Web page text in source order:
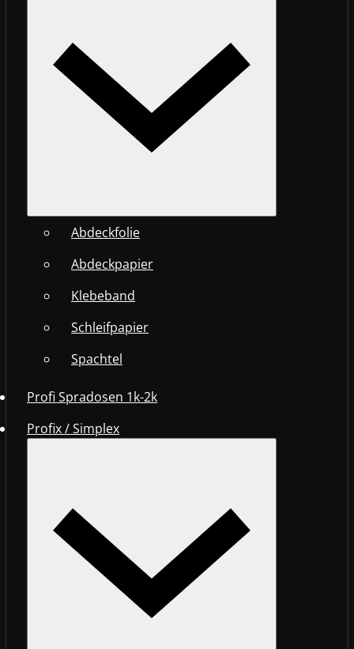
Abdeckfolie
Abdeckpapier
Klebeband
Schleifpapier
Spachtel
Profi Spradosen 1k-2k
Profix / Simplex